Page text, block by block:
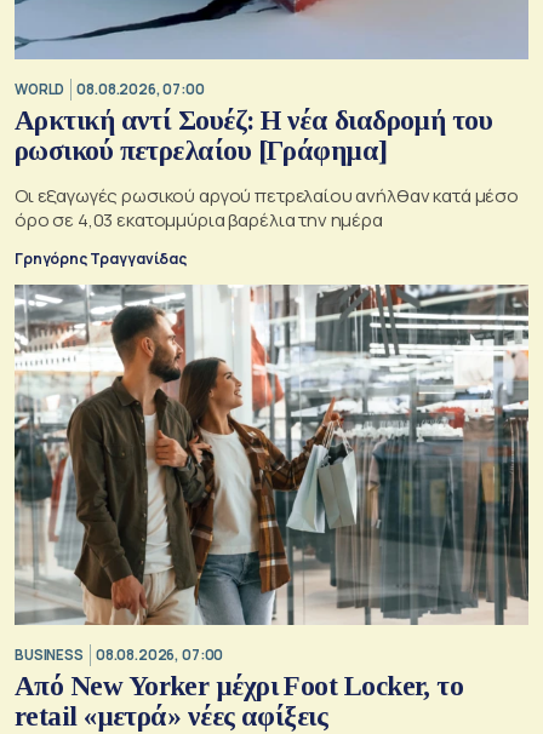
WORLD 08.08.2026, 07:00
Αρκτική αντί Σουέζ: Η νέα διαδρομή του
ρωσικού πετρελαίου [Γράφημα]
Οι εξαγωγές ρωσικού αργού πετρελαίου ανήλθαν κατά μέσο
όρο σε 4,03 εκατομμύρια βαρέλια την ημέρα
Γρηγόρης Τραγγανίδας
BUSINESS 08.08.2026, 07:00
Από New Yorker μέχρι Foot Locker, το
retail «μετρά» νέες αφίξεις